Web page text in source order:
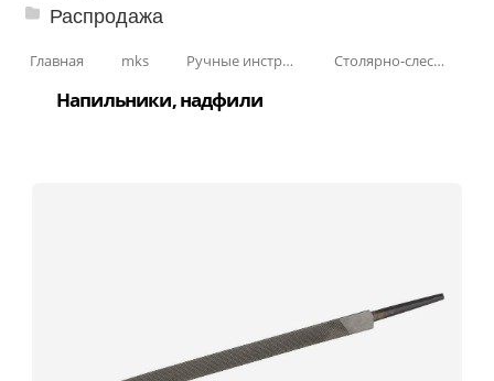
Распродажа
Главная mks Ручные инструменты Столярно-слесарные инструменты
Напильники, надфили